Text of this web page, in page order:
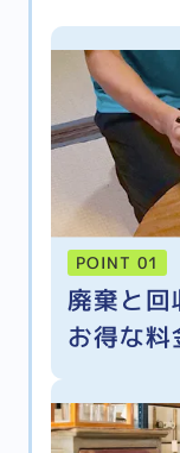
POINT 01
廃棄と回
お得な